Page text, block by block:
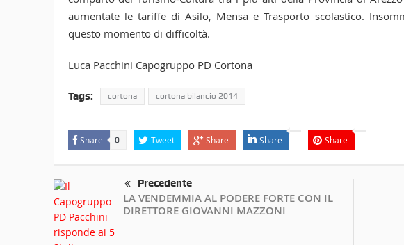
aumentate le tariffe di Asilo, Mensa e Trasporto scolastico.
questo momento di difficoltà.
Luca Pacchini Capogruppo PD Cortona
Tags: cortona cortona bilancio 2014
Share 0 Tweet Share Share Share
Precedente
LA VENDEMMIA AL PODERE FORTE CON IL
DIRETTORE GIOVANNI MAZZONI